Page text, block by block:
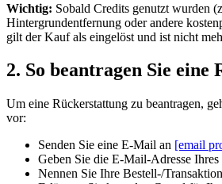
Wichtig: Sobald Credits genutzt wurden
Hintergrundentfernung oder andere
gilt der Kauf als eingelöst und ist nicht
2. So beantragen Sie eine
Um eine Rückerstattung zu beantragen,
vor:
Senden Sie eine E-Mail an [email
Geben Sie die E-Mail-Adresse Ihres
Nennen Sie Ihre Bestell-/